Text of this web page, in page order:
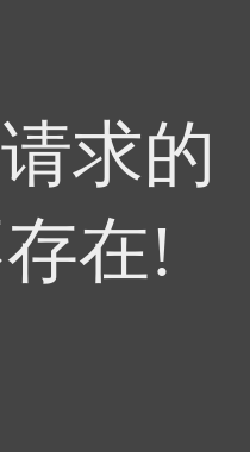
求的
在!